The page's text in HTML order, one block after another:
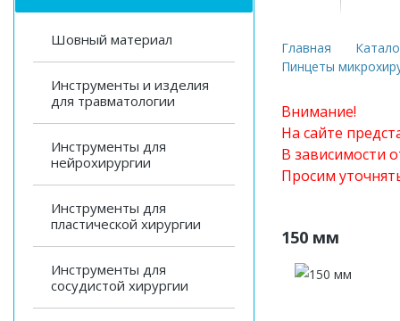
Шовный материал
Инструменты и изделия
для травматологии
Инструменты для
нейрохирургии
Инструменты для
пластической хирургии
Инструменты для
сосудистой хирургии
Главная
Пинцеты
Внимание!
На сайте
В зависимости
Просим
150 мм